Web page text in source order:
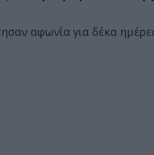
αφωνία για δέκα